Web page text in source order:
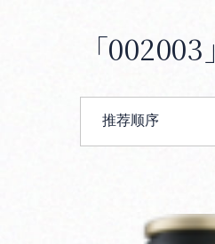
「002003」